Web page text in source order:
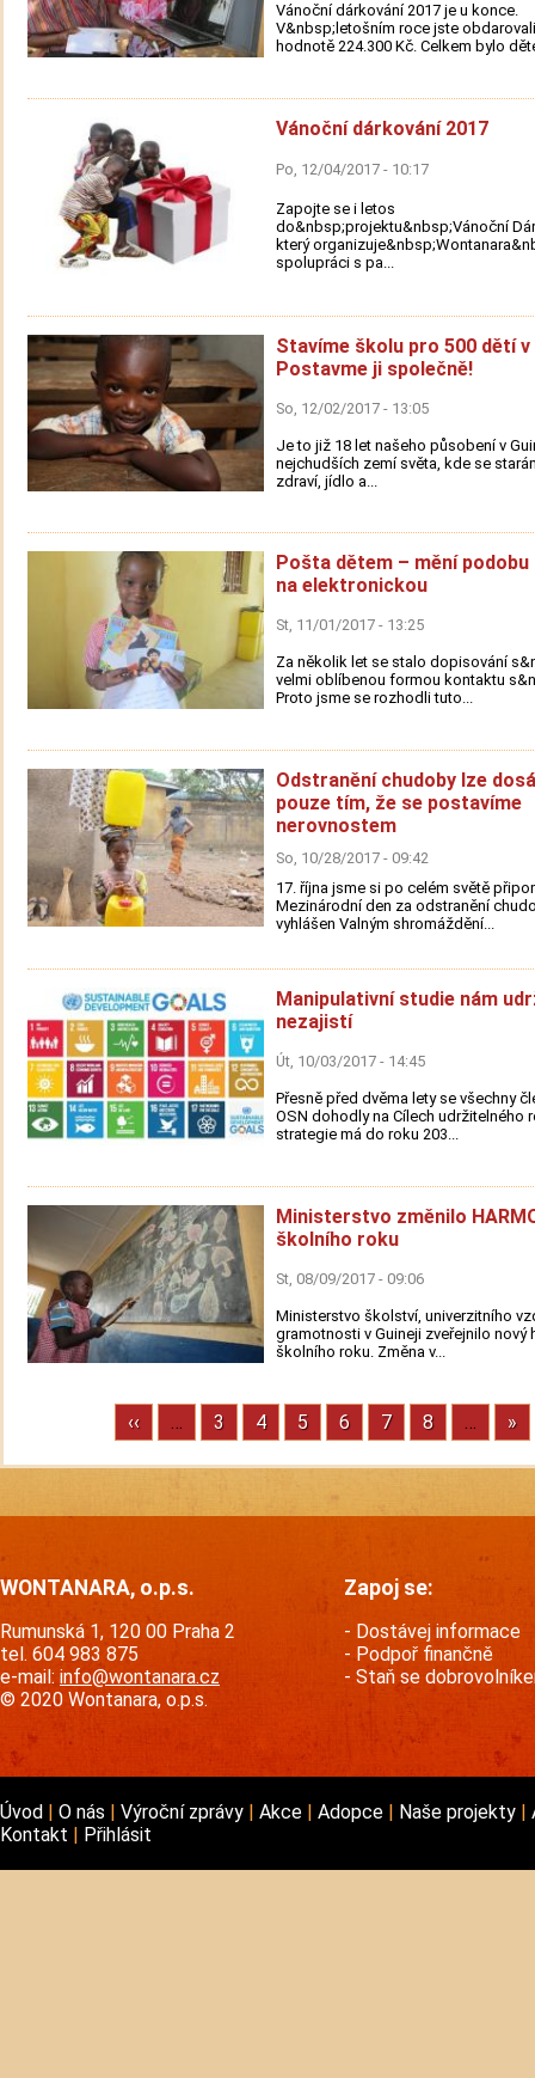
Vánoční dárkování 2017 je u konce.
V&nbsp;letošním roce jste
hodnotě 224.300 Kč. Celkem bylo
Vánoční dárkování 2017
Po, 12/04/2017 - 10:17
Zapojte se i letos
do&nbsp;projektu&nbsp;Vánoční
který
spolupráci s pa...
Stavíme školu pro 500 dětí v
Postavme ji společně!
So, 12/02/2017 - 13:05
Je to již 18 let našeho působení v
nejchudších zemí světa, kde se
zdraví, jídlo a...
Pošta dětem – mění podobu
na elektronickou
St, 11/01/2017 - 13:25
Za několik let se stalo dopisování
velmi oblíbenou formou kontaktu
Proto jsme se rozhodli tuto...
Odstranění chudoby lze
pouze tím, že se postavíme
nerovnostem
So, 10/28/2017 - 09:42
17. října jsme si po celém světě
Mezinárodní den za odstranění
vyhlášen Valným shromáždění...
Manipulativní studie nám
nezajistí
Út, 10/03/2017 - 14:45
Přesně před dvěma lety se všechny
OSN dohodly na Cílech udržitelného
strategie má do roku 203...
Ministerstvo změnilo
školního roku
St, 08/09/2017 - 09:06
Ministerstvo školství, univerzitního
gramotnosti v Guineji zveřejnilo nový
školního roku. Změna v...
Pagination
Previous
page
‹‹ … Stránka
3 Stránka
4 Stránka
5 Stránka
6 Stránka
7 Stránka
8 … »
WONTANARA, o.p.s.
Rumunská 1, 120 00 Praha 2
tel. 604 983 875
e-mail: info@wontanara.cz
© 2020 Wontanara, o.p.s.
Zapoj se:
Dostávej informace
Podpoř finančně
Staň se
Úvod O nás Výroční zprávy Akce Adopce Naše projekty
Kontakt
Přihlásit